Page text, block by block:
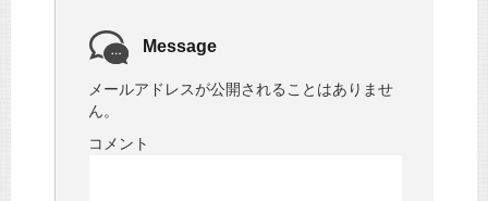
Message
メールアドレスが公開されることはありませ
ん。
コメント